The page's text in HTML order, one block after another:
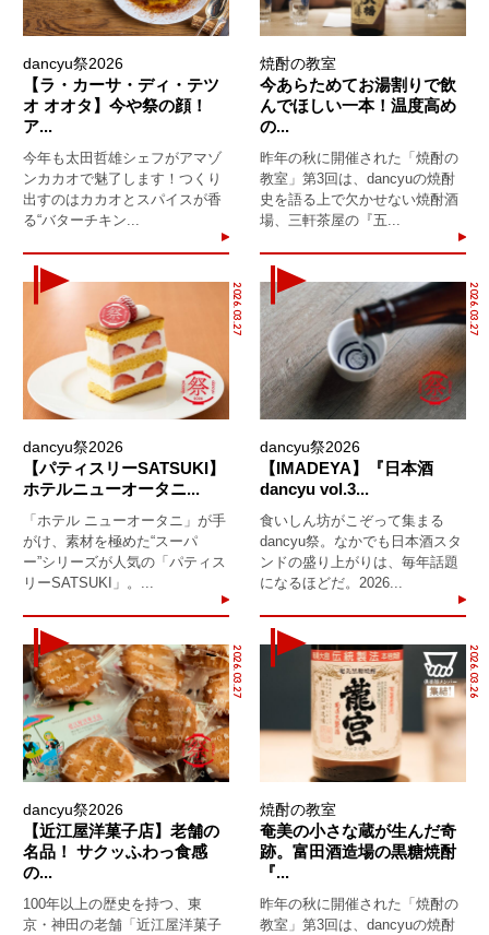
dancyu祭2026
【ラ・カーサ・ディ・テツ
オ オオタ】今や祭の顔！
ア...
今年も太田哲雄シェフがアマゾ
ンカカオで魅了します！つくり
出すのはカカオとスパイスが香
る“バターチキン...
焼酎の教室
今あらためてお湯割りで飲
んでほしい一本！温度高め
の...
昨年の秋に開催された「焼酎の
教室」第3回は、dancyuの焼酎
史を語る上で欠かせない焼酎酒
場、三軒茶屋の『五...
2026.03.27
dancyu祭2026
【パティスリーSATSUKI】
ホテルニューオータニ...
「ホテル ニューオータニ」が手
がけ、素材を極めた“スーパ
ー”シリーズが人気の「パティス
リーSATSUKI」。...
2026.03.27
dancyu祭2026
【IMADEYA】『日本酒
dancyu vol.3...
食いしん坊がこぞって集まる
dancyu祭。なかでも日本酒スタ
ンドの盛り上がりは、毎年話題
になるほどだ。2026...
2026.03.27
dancyu祭2026
【近江屋洋菓子店】老舗の
名品！ サクッふわっ食感
の...
100年以上の歴史を持つ、東
京・神田の老舗「近江屋洋菓子
2026.03.26
焼酎の教室
奄美の小さな蔵が生んだ奇
跡。富田酒造場の黒糖焼酎
『...
昨年の秋に開催された「焼酎の
教室」第3回は、dancyuの焼酎